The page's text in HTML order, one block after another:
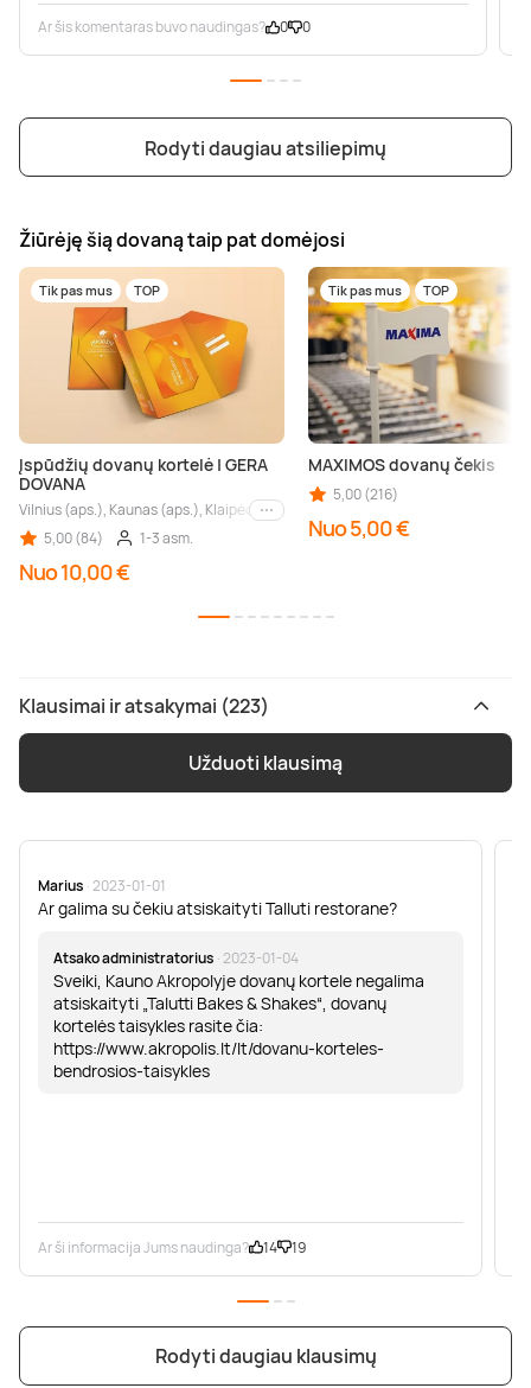
Ar šis komentaras buvo naudingas? 0 0
Rodyti daugiau atsiliepimų
Žiūrėję šią dovaną taip pat domėjosi
Tik pas mus TOP
Įspūdžių dovanų kortelė | GERA
DOVANA
Vilnius (aps.), Kaunas (aps.), Klaipėda (aps.), Palanga (aps.), Nida (aps.),
Kiti miestai
5,00 (84)
1-3 asm.
Nuo 10,00 €
Tik pas mus TOP
MAXIMOS dovanų čekis
5,00 (216)
Nuo 5,00 €
Klausimai ir atsakymai (223)
Užduoti klausimą
Marius · 2023-01-01
Ar galima su čekiu atsiskaityti Talluti restorane?
Atsako administratorius · 2023-01-04
Sveiki, Kauno Akropolyje dovanų kortele negalima
atsiskaityti „Talutti Bakes & Shakes“, dovanų
kortelės taisykles rasite čia:
https://www.akropolis.lt/lt/dovanu-korteles-
bendrosios-taisykles
Ar ši informacija Jums naudinga? 14 19
Rodyti daugiau klausimų